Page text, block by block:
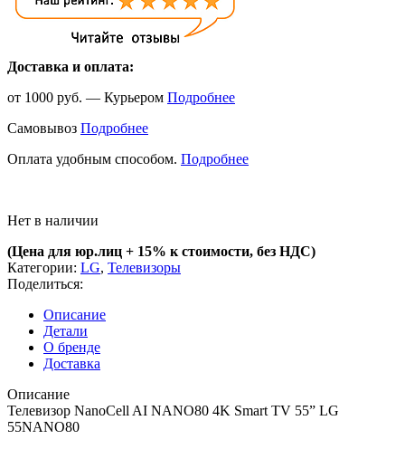
Доставка и оплата:
от 1000 руб. — Курьером Подробнее
Самовывоз Подробнее
Оплата удобным способом. Подробнее
Нет в наличии
(Цена для юр.лиц + 15% к стоимости, без НДС)
Категории: LG, Телевизоры
Поделиться:
Описание
Детали
О бренде
Доставка
Описание
Телевизор NanoCell AI NANO80 4K Smart TV 55” LG
55NANO80